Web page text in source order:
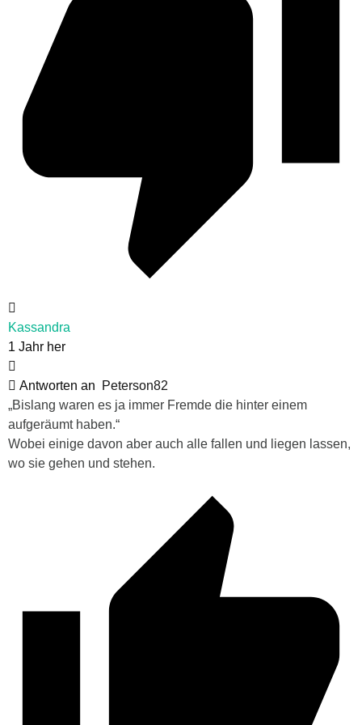
Kassandra
1 Jahr her
Antworten an
Peterson82
„Bislang waren es ja immer Fremde die hinter einem
aufgeräumt haben.“
Wobei einige davon aber auch alle fallen und liegen lassen,
wo sie gehen und stehen.